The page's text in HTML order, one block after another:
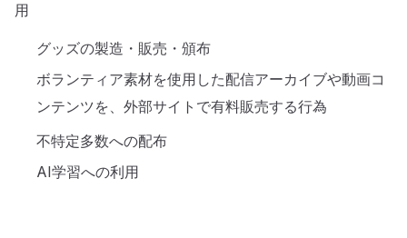
用
グッズの製造・販売・頒布
ボランティア素材を使用した配信アーカイブや動画コ
ンテンツを、外部サイトで有料販売する行為
不特定多数への配布
AI学習への利用